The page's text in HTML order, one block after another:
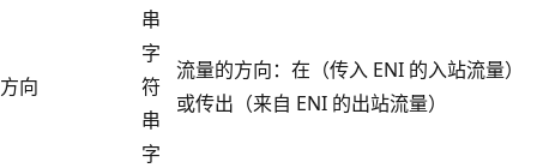
串
方向
字
符
串
流量的方向：在（传入 ENI 的入站流量）
或传出（来自 ENI 的出站流量）
字